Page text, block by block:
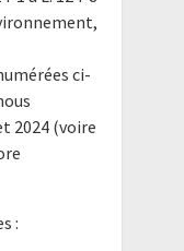
ci-
2024 (voire
: